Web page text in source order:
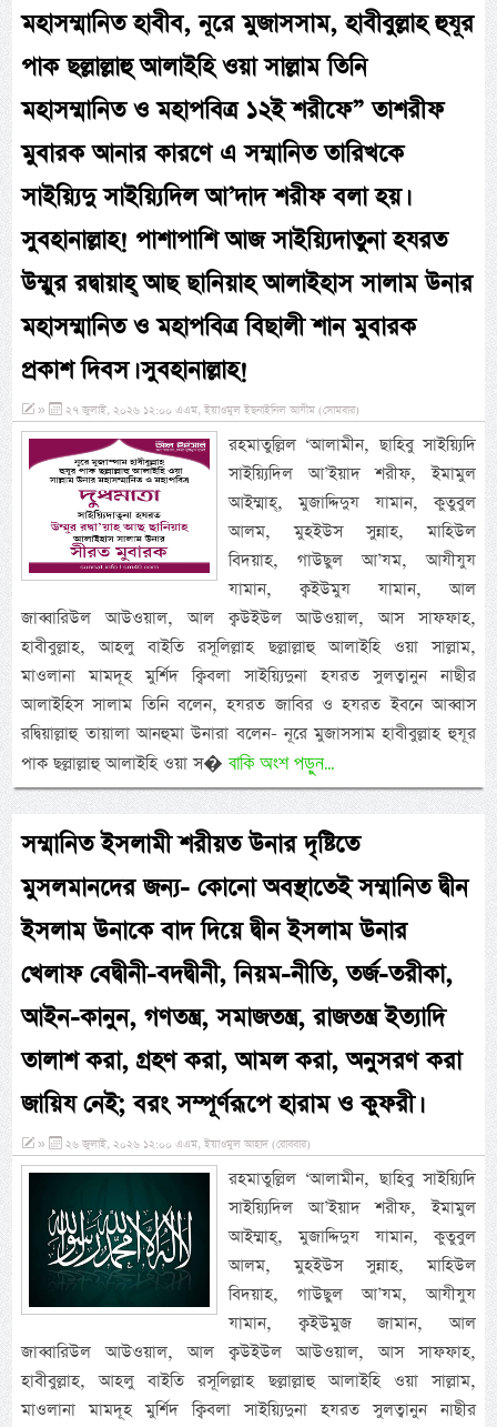
মহাসম্মানিত হাবীব, নূরে মুজাসসাম, হাবীবুল্লাহ হুযূর
পাক ছল্লাল্লাহু আলাইহি ওয়া সাল্লাম তিনি
মহাসম্মানিত ও মহাপবিত্র ১২ই শরীফে” তাশরীফ
মুবারক আনার কারণে এ সম্মানিত তারিখকে
সাইয়্যিদু সাইয়্যিদিল আ’দাদ শরীফ বলা হয়।
সুবহানাল্লাহ! পাশাপাশি আজ সাইয়্যিদাতুনা হযরত
উম্মুর রদ্বায়াহ্ আছ ছানিয়াহ আলাইহাস সালাম উনার
মহাসম্মানিত ও মহাপবিত্র বিছালী শান মুবারক
প্রকাশ দিবস। সুবহানাল্লাহ!
» ২৭ জুলাই, ২০২৬ ১২:০০ এএম, ইয়াওমুল ইছনাইনিল আযীম (সোমবার)
রহমাতুল্লিল ‘আলামীন, ছাহিবু সাইয়্যিদি
সাইয়্যিদিল আ’ইয়াদ শরীফ, ইমামুল
আইম্মাহ্, মুজাদ্দিদুয যামান, কুতুবুল
আলম, মুহইউস সুন্নাহ, মাহিউল
বিদয়াহ, গাউছুল আ’যম, আযীযুয
যামান, ক্বইউমুয যামান, আল
জাব্বারিউল আউওয়াল, আল ক্বউইউল আউওয়াল, আস সাফফাহ,
হাবীবুল্লাহ, আহলু বাইতি রসূলিল্লাহ ছল্লাল্লাহু আলাইহি ওয়া সাল্লাম,
মাওলানা মামদূহ মুর্শিদ ক্বিবলা সাইয়্যিদুনা হযরত সুলত্বানুন নাছীর
আলাইহিস সালাম তিনি বলেন, হযরত জাবির ও হযরত ইবনে আব্বাস
রদ্বিয়াল্লাহু তায়ালা আনহুমা উনারা বলেন- নূরে মুজাসসাম হাবীবুল্লাহ হুযূর
পাক ছল্লাল্লাহু আলাইহি ওয়া স�বাকি অংশ পড়ুন...
সম্মানিত ইসলামী শরীয়ত উনার দৃষ্টিতে
মুসলমানদের জন্য- কোনো অবস্থাতেই সম্মানিত দ্বীন
ইসলাম উনাকে বাদ দিয়ে দ্বীন ইসলাম উনার
খেলাফ বেদ্বীনী-বদদ্বীনী, নিয়ম-নীতি, তর্জ-তরীকা,
আইন-কানুন, গণতন্ত্র, সমাজতন্ত্র, রাজতন্ত্র ইত্যাদি
তালাশ করা, গ্রহণ করা, আমল করা, অনুসরণ করা
জায়িয নেই; বরং সম্পূর্ণরূপে হারাম ও কুফরী।
» ২৬ জুলাই, ২০২৬ ১২:০০ এএম, ইয়াওমুল আহাদ (রোববার)
রহমাতুল্লিল ‘আলামীন, ছাহিবু সাইয়্যিদি
সাইয়্যিদিল আ’ইয়াদ শরীফ, ইমামুল
আইম্মাহ্, মুজাদ্দিদুয যামান, কুতুবুল
আলম, মুহইউস সুন্নাহ, মাহিউল
বিদয়াহ, গাউছুল আ’যম, আযীযুয
যামান, ক্বইউমুজ জামান, আল
জাব্বারিউল আউওয়াল, আল ক্বউইউল আউওয়াল, আস সাফফাহ,
হাবীবুল্লাহ, আহলু বাইতি রসূলিল্লাহ ছল্লাল্লাহু আলাইহি ওয়া সাল্লাম,
মাওলানা মামদূহ মুর্শিদ ক্বিবলা সাইয়্যিদুনা হযরত সুলত্বানুন নাছীর